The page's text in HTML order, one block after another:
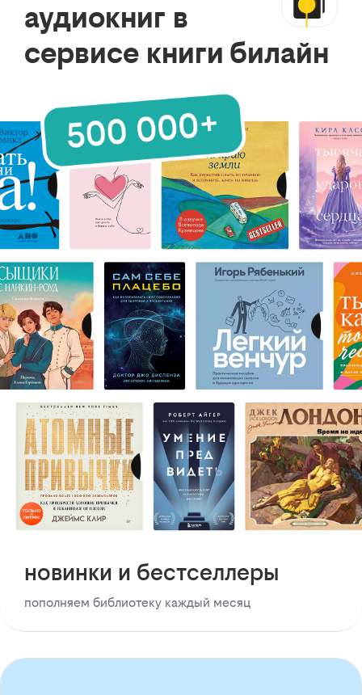
аудиокниг в
сервисе книги билайн
новинки и бестселлеры
пополняем библиотеку каждый месяц